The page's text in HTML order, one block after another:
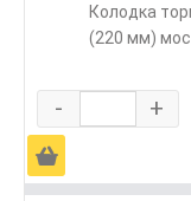
Колодка
(220 мм)
- +
Ä